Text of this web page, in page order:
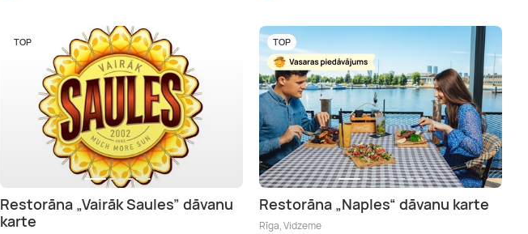
TOP
Restorāna „Vairāk Saules” dāvanu
karte
TOP
Restorāna „Naples“ dāvanu karte
Rīga, Vidzeme